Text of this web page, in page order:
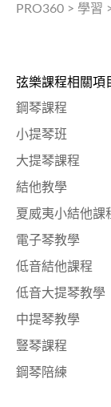
PRO360 > 學習
弦樂課程相關項
鋼琴課程
小提琴班
大提琴課程
結他教學
夏威夷小結他課
電子琴教學
低音結他課程
低音大提琴教學
中提琴教學
豎琴課程
鋼琴陪練